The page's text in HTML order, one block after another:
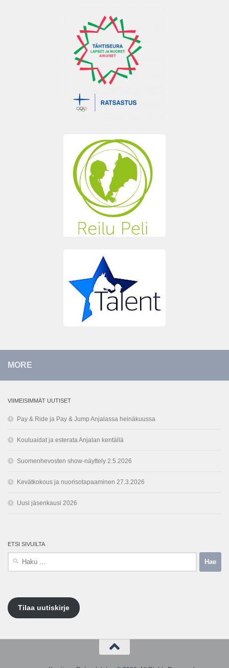
MORE
VIIMEISIMMÄT UUTISET
Pay & Ride ja Pay & Jump Anjalassa heinäkuussa
Kouluaidat ja esterata Anjalan kentällä
Suomenhevosten show-näyttely 2.5.2026
Kevätkokous ja nuorisotapaaminen 27.3.2026
Uusi jäsenkausi 2026
ETSI SIVUILTA
Tilaa uutiskirje